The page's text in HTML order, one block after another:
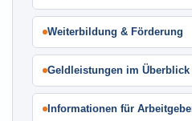
Weiterbildung & Förderung
Geldleistungen im Überblick
Informationen für